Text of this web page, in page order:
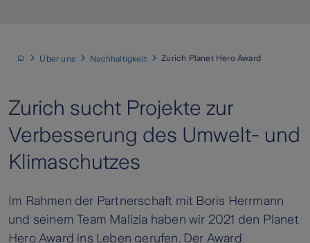
Über uns Nachhaltigkeit Zurich Planet Hero Award
Zurich sucht Projekte zur
Verbesserung des Umwelt- und
Klimaschutzes
Im Rahmen der Partnerschaft mit Boris Herrmann
und seinem Team Malizia haben wir 2021 den Planet
Hero Award ins Leben gerufen. Der Award